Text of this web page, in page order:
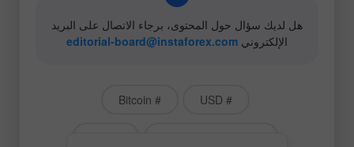
هل لديك سؤال حول المحتوى، برجاء الاتصال على البريد
الإلكتروني editorial-board@instaforex.com
# USD
# Bitcoin